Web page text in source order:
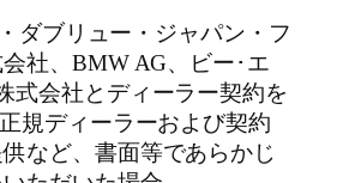
ダブリュー・ジャパン・フ
社、BMW AG、ビー･エ
式会社とディーラー契約を
規ディーラーおよび契約
など、書面等であらかじ